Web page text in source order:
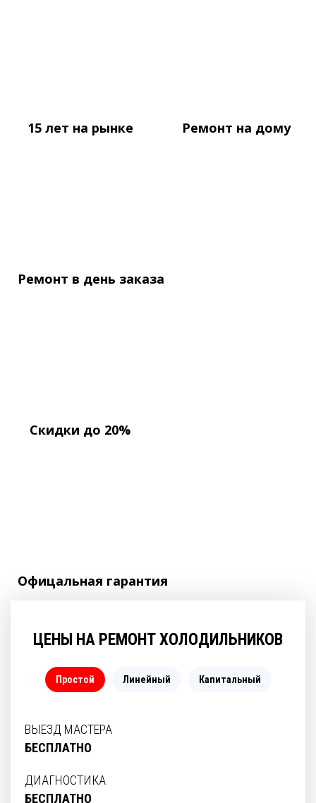
15 лет на рынке Ремонт на дому
Ремонт в день заказа
Скидки до 20%
Офицальная гарантия
ЦЕНЫ НА РЕМОНТ ХОЛОДИЛЬНИКОВ
Простой Линейный Капитальный
ВЫЕЗД МАСТЕРА
БЕСПЛАТНО
ДИАГНОСТИКА
БЕСПЛАТНО